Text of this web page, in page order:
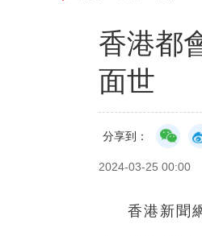
香港都
面世
分享到：
2024-03-25 00:00
香港新聞